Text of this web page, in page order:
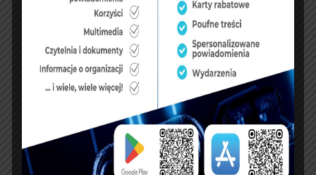
5 7 8
11 14 15
21 22 23
26 27 28 29 30